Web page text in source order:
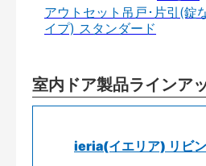
アウトセット吊戸･片引(錠
イプ) スタンダード
室内ドア製品ラインア
ieria(イエリア) リビ